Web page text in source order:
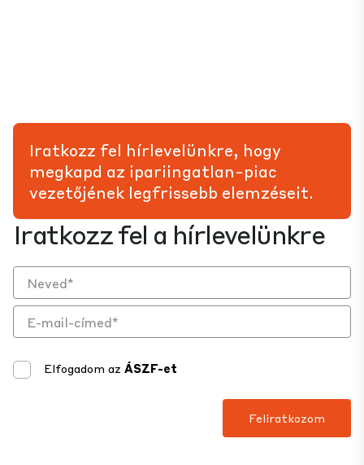
Iratkozz fel a hírlevelünkre
Elfogadom az ÁSZF-et
Iratkozz fel hírlevelünkre, hogy
megkapd az ipariingatlan-piac
vezetőjének legfrissebb elemzéseit.